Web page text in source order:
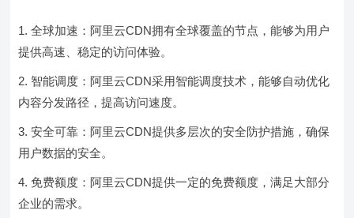
全球加速：阿里云CDN拥有全球覆盖的节点，能够为用户
提供高速、稳定的访问体验。
智能调度：阿里云CDN采用智能调度技术，能够自动优化
内容分发路径，提高访问速度。
安全可靠：阿里云CDN提供多层次的安全防护措施，确保
用户数据的安全。
免费额度：阿里云CDN提供一定的免费额度，满足大部分
企业的需求。